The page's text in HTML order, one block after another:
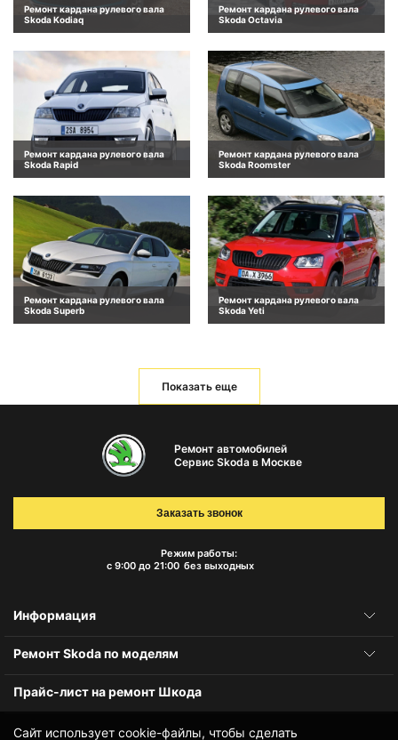
Ремонт кардана рулевого вала
Skoda Kodiaq
Ремонт кардана рулевого вала
Skoda Octavia
Ремонт кардана рулевого вала
Skoda Rapid
Ремонт кардана рулевого вала
Skoda Roomster
Ремонт кардана рулевого вала
Skoda Superb
Ремонт кардана рулевого вала
Skoda Yeti
Показать еще
Сайт использует cookie-файлы, чтобы сделать
Ремонт автомобилей
Сервис Skoda в Москве
Режим работы:
с 9:00 до 21:00 без выходных
Заказать звонок
Информация
Ремонт Skoda по моделям
Прайс-лист на ремонт Шкода